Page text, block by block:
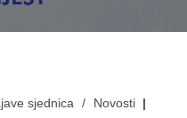
sjednica /
Novosti